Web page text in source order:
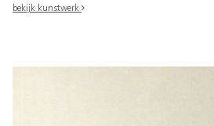
bekijk kunstwerk